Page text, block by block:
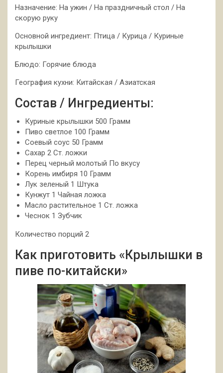
Назначение: На ужин / На праздничный стол / На
скорую руку
Основной ингредиент: Птица / Курица / Куриные
крылышки
Блюдо: Горячие блюда
География кухни: Китайская / Азиатская
Состав / Ингредиенты:
Куриные крылышки 500 Грамм
Пиво светлое 100 Грамм
Соевый соус 50 Грамм
Сахар 2 Ст. ложки
Перец черный молотый По вкусу
Корень имбиря 10 Грамм
Лук зеленый 1 Штука
Кунжут 1 Чайная ложка
Масло растительное 1 Ст. ложка
Чеснок 1 Зубчик
Количество порций 2
Как приготовить «Крылышки в
пиве по-китайски»